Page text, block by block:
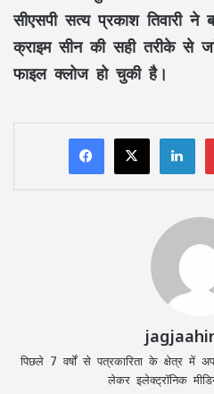
सीएसपी सत्य प्रकाश तिवारी
क्राइम सीन की सही तरीके से
फाइल क्लोज हो चुकी है।
पिछले 7 वर्षों से पत्रकारिता के क्षेत्र में
लेकर इलेक्ट्रॉनिक